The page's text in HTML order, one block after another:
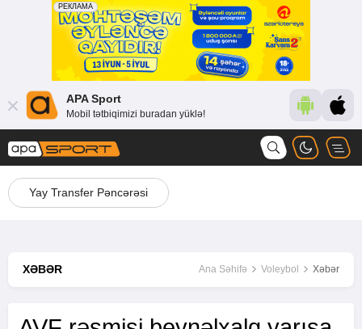
APA Sport
Mobil tətbiqimizi buradan yüklə!
Yay Transfer Pəncərəsi
XƏBƏR Ana Səhifə Voleybol Xəbər